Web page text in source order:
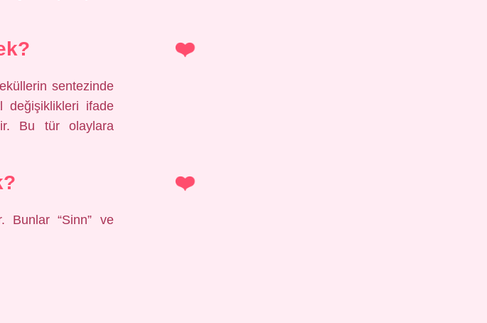
sentezinde
değişiklikleri ifade
Bu tür olaylara
Bunlar “Sinn” ve